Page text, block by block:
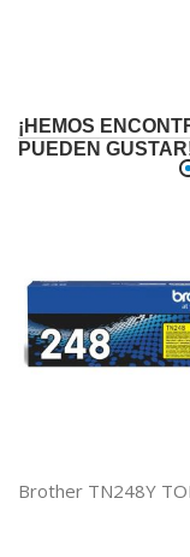
¡HEMOS
PUEDEN